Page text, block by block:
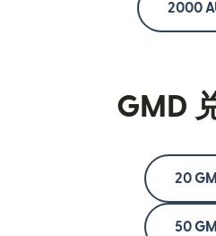
2000
GMD
20
50